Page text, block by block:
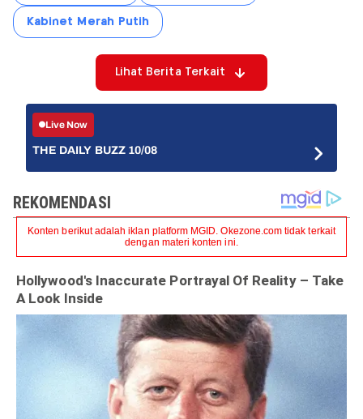
Kabinet Merah Putih
Lihat Berita Terkait
Live Now
THE DAILY BUZZ 10/08